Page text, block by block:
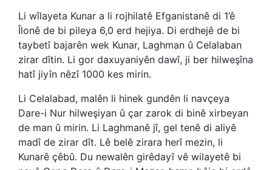
Li wîlayeta Kunar a li rojhilatê Efganistanê di 1’ê
Îlonê de bi pileya 6,0 erd hejiya. Di erdhejê de bi
taybetî bajarên wek Kunar, Laghman û Celalaban
zirar dîtin. Li gor daxuyaniyên dawî, ji ber hilweşîna
hatî jiyîn nêzî 1000 kes mirin.
Li Celalabad, malên li hinek gundên li navçeya
Dare-i Nur hilweşiyan û çar zarok di binê xirbeyan
de man û mirin. Li Laghmanê jî, gel tenê di aliyê
madî de zirar dît. Lê belê zirara herî mezin, li
Kunarê çêbû. Du newalên girêdayî vê wilayetê bi